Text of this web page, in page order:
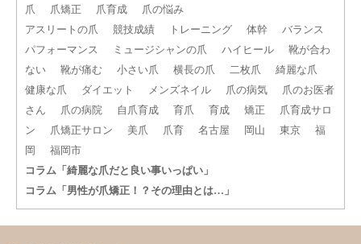
爪
爪矯正 爪育成
爪の悩み
アスリートの爪
競技成績 トレーニング 体幹
バランス
パフォーマンス
ミュージシャンの爪 ハイヒール
靴が合わ
ない
靴が痛む 小さい爪 横長の爪 二枚爪
綺麗な爪
健康な爪
ダイエット メンズネイル 爪の病気
爪のお医者
さん
爪の病院 自爪育成 育爪 育成 矯正
爪育成サロ
ン
爪矯正サロン 美爪 爪育 名古屋 岡山 東京
福
岡
福岡市
コラム「綺麗な爪だと良い事いっぱい」
コラム「男性が爪矯正！？その理由とは…」